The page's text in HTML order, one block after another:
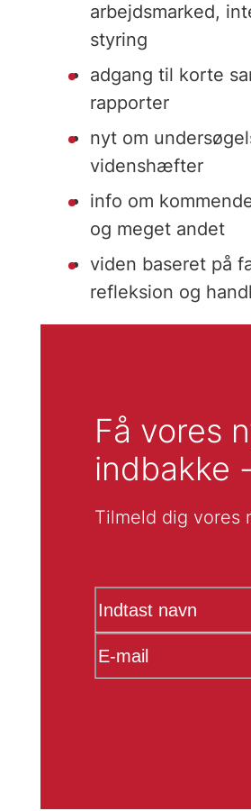
arbejdsmarked,
styring
adgang til korte
rapporter
nyt om
videnshæfter
info om
og meget andet
viden baseret på
refleksion og
Få vores
indbakke
Tilmeld dig vores